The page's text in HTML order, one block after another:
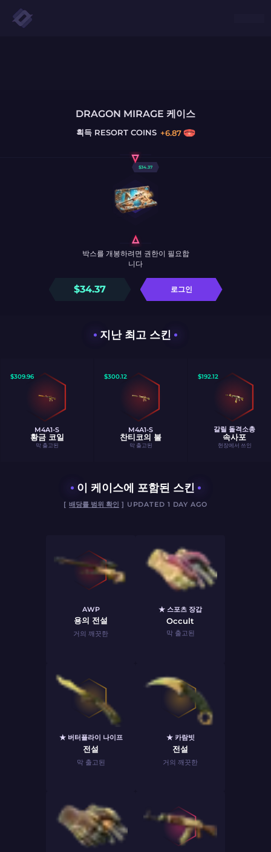
DRAGON MIRAGE 케이스
획득RESORT COINS +6.87
$34.37
$34.37 로그인
박스를 개봉하려면 권한이 필요합
니다
지난 최고 스킨
$309.96
M4A1-S
황금 코일
막 출고된
$300.12
M4A1-S
찬티코의 불
막 출고된
$192.12
갈릴 돌격소총
속사포
현장에서 쓰인
이 케이스에 포함된 스킨
[배당률 범위 확인 ] UPDATED 1 DAY AGO
AWP
용의 전설
거의 깨끗한
★ 스포츠 장갑
Occult
막 출고된
★ 버터플라이 나이프
전설
막 출고된
★ 카람빗
전설
거의 깨끗한